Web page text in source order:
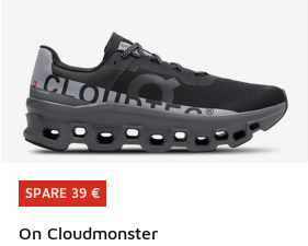
SPARE 39 €
On Cloudmonster
SPARE 39 €